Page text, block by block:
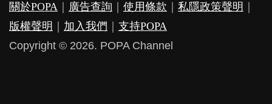
關於POPA 廣告查詢 使用條款 私隱政策聲明
版權聲明
加入我們
支持POPA
Copyright © 2026. POPA Channel